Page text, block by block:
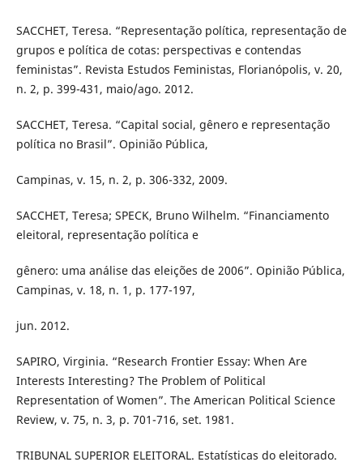
SACCHET, Teresa. “Representação política, representação de
grupos e política de cotas: perspectivas e contendas
feministas”. Revista Estudos Feministas, Florianópolis, v. 20,
n. 2, p. 399-431, maio/ago. 2012.
SACCHET, Teresa. “Capital social, gênero e representação
política no Brasil”. Opinião Pública,
Campinas, v. 15, n. 2, p. 306-332, 2009.
SACCHET, Teresa; SPECK, Bruno Wilhelm. “Financiamento
eleitoral, representação política e
gênero: uma análise das eleições de 2006”. Opinião Pública,
Campinas, v. 18, n. 1, p. 177-197,
jun. 2012.
SAPIRO, Virginia. “Research Frontier Essay: When Are
Interests Interesting? The Problem of Political
Representation of Women”. The American Political Science
Review, v. 75, n. 3, p. 701-716, set. 1981.
TRIBUNAL SUPERIOR ELEITORAL. Estatísticas do eleitorado.